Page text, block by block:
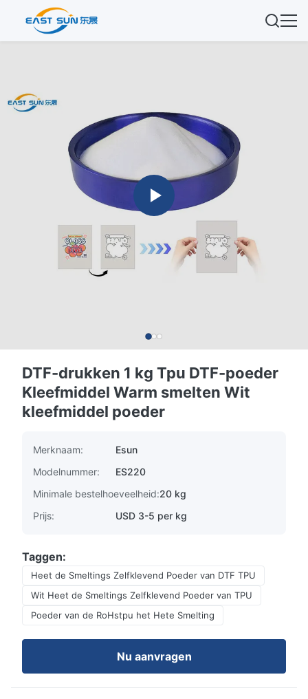
DTF-drukken 1 kg Tpu DTF-poeder
Kleefmiddel Warm smelten Wit
kleefmiddel poeder
Merknaam:
Esun
Modelnummer:
ES220
Minimale bestelhoeveelheid:20 kg
Prijs:
USD 3-5 per kg
Taggen:
Heet de Smeltings Zelfklevend Poeder van DTF TPU
Wit Heet de Smeltings Zelfklevend Poeder van TPU
Poeder van de RoHstpu het Hete Smelting
Nu aanvragen